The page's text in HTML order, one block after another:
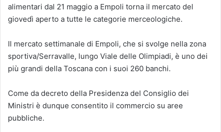
alimentari dal 21 maggio a Empoli torna il mercato del
giovedì aperto a tutte le categorie merceologiche.
Il mercato settimanale di Empoli, che si svolge nella zona
sportiva/Serravalle, lungo Viale delle Olimpiadi, è uno dei
più grandi della Toscana con i suoi 260 banchi.
Come da decreto della Presidenza del Consiglio dei
Ministri è dunque consentito il commercio su aree
pubbliche.